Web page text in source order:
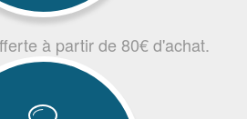
à partir de 80€ d'achat.